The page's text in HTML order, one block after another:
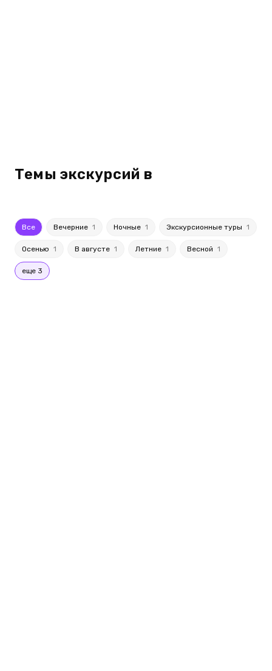
Темы экскурсий в
Все Вечерние 1 Ночные 1 Экскурсионные туры 1
Осенью 1 В августе 1 Летние 1 Весной 1
еще 3